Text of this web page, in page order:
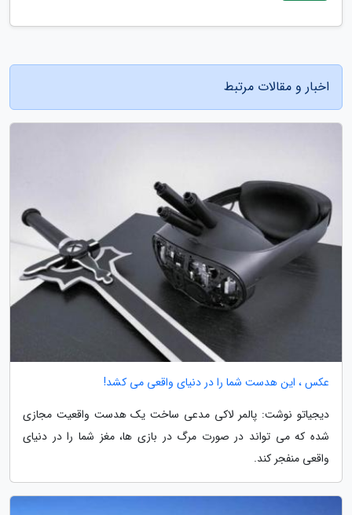
اخبار و مقالات مرتبط
عکس ، این هدست شما را در دنیای واقعی می کشد!
دیجیاتو نوشت: پالمر لاکی مدعی ساخت یک هدست واقعیت مجازی
شده که می تواند در صورت مرگ در بازی ها، مغز شما را در دنیای
واقعی منفجر کند.